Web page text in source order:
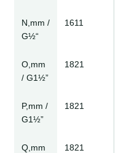
N,mm /
G½“
1611
O,mm
/ G1½”
1821
P,mm /
G1½”
1821
Q,mm
1821